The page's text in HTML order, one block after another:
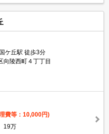
ケ丘駅 徒歩3分
向陵西町４丁丁目
費等：10,000円)
19万